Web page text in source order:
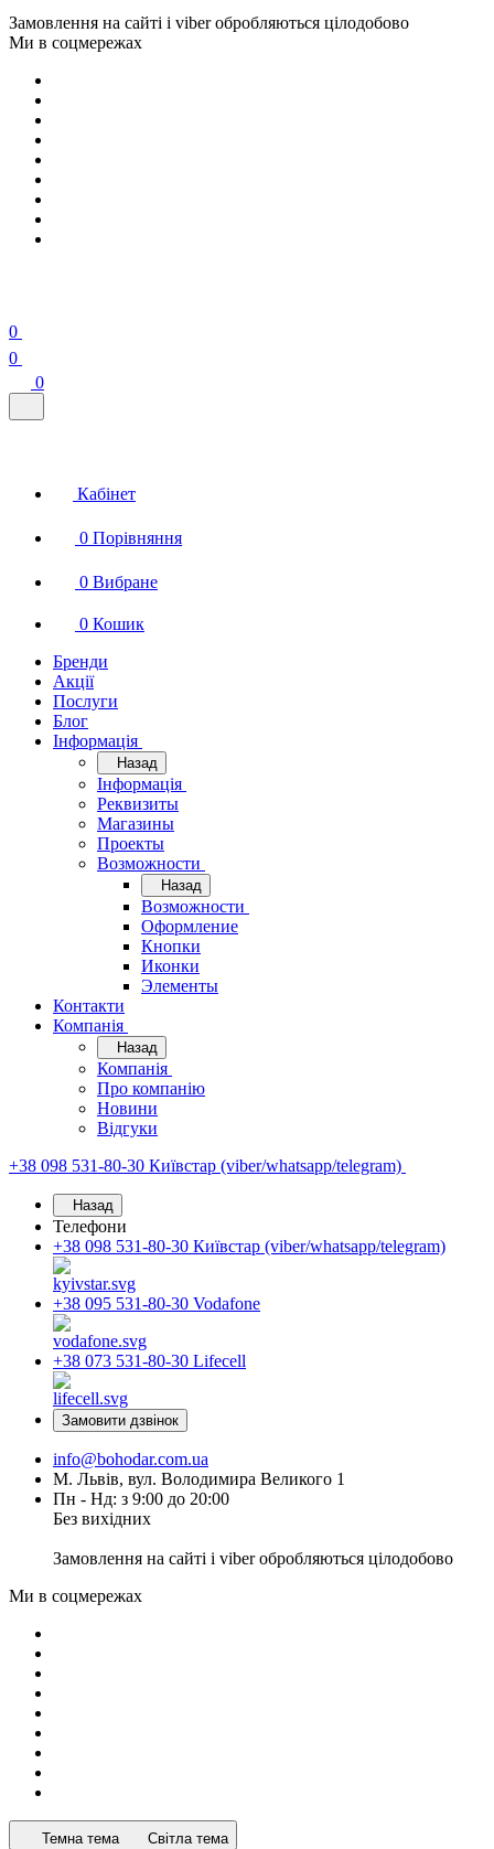
Замовлення на сайті і viber обробляються цілодобово
Ми в соцмережах
0
0
0
Кабінет
0 Порівняння
0 Вибране
0 Кошик
Бренди
Акції
Послуги
Блог
Інформація
Назад
Інформація
Реквизиты
Магазины
Проекты
Возможности
Назад
Возможности
Оформление
Кнопки
Иконки
Элементы
Контакти
Компанія
Назад
Компанія
Про компанію
Новини
Відгуки
+38 098 531-80-30 Київстар (viber/whatsapp/telegram)
Назад
Телефони
+38 098 531-80-30 Київстар (viber/whatsapp/telegram)
+38 095 531-80-30 Vodafone
+38 073 531-80-30 Lifecell
Замовити дзвінок
info@bohodar.com.ua
М. Львів, вул. Володимира Великого 1
Пн - Нд: з 9:00 до 20:00
Без вихідних
Замовлення на сайті і viber обробляються цілодобово
Ми в соцмережах
Темна тема Світла тема